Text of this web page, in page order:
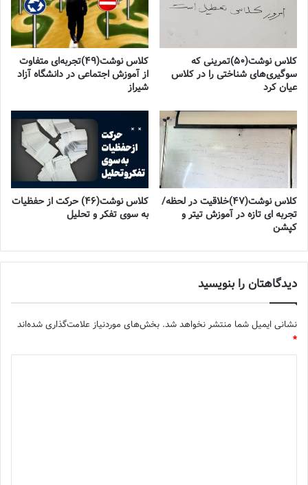
کلاس نوشت(۵۰)تمرینی که
سوگیری‌های شناختی را در کلاس
عیان کرد
کلاس نوشت(۴۹)تجربه‌ای متفاوت
از آموزش اجتماعی در دانشگاه آزاد
شیراز
کلاس نوشت(۴۷)خلاقیت در لحظه/
تجربه ای تازه در آموزش تیتر و
کپشن
کلاس نوشت(۴۶) حرکت از حفظیات
به سوی تفکر و تحلیل
دیدگاهتان را بنویسید
نشانی ایمیل شما منتشر نخواهد شد. بخش‌های موردنیاز علامت‌گذاری شده‌اند
*